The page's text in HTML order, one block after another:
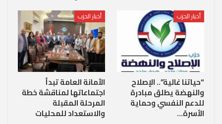
أخبار الحزب
“حياتنا غالية”.. الإصلاح
والنهضة يطلق مبادرة
للدعم النفسي وحماية
الأسرة…
أخبار الحزب
الأمانة العامة تبدأ
اجتماعاتها لمناقشة خطة
المرحلة المقبلة
والاستعداد للمحليات